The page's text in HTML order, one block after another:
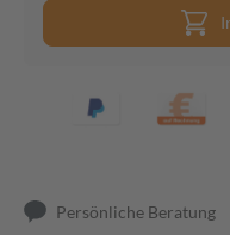
Persönliche Beratung